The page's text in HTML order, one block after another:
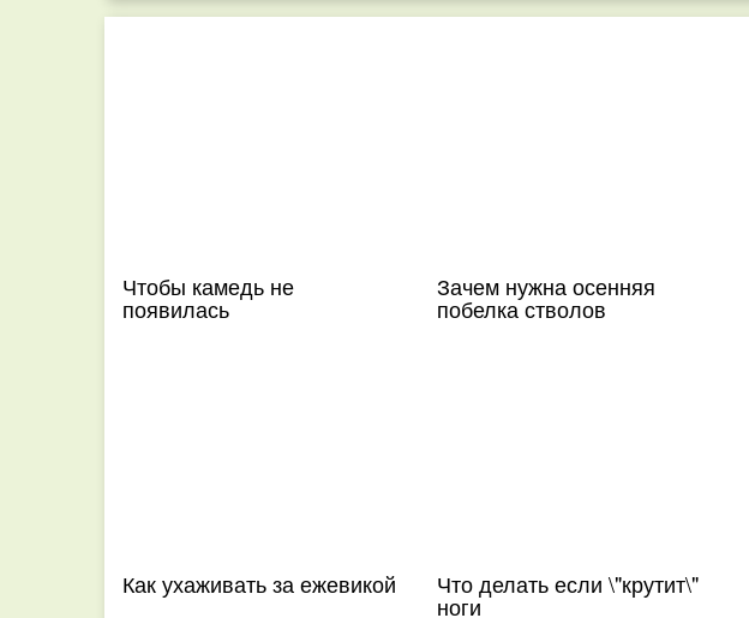
Чтобы камедь не
появилась
Зачем нужна осенняя
побелка стволов
Как ухаживать за ежевикой Что делать если \"крутит\"
ноги